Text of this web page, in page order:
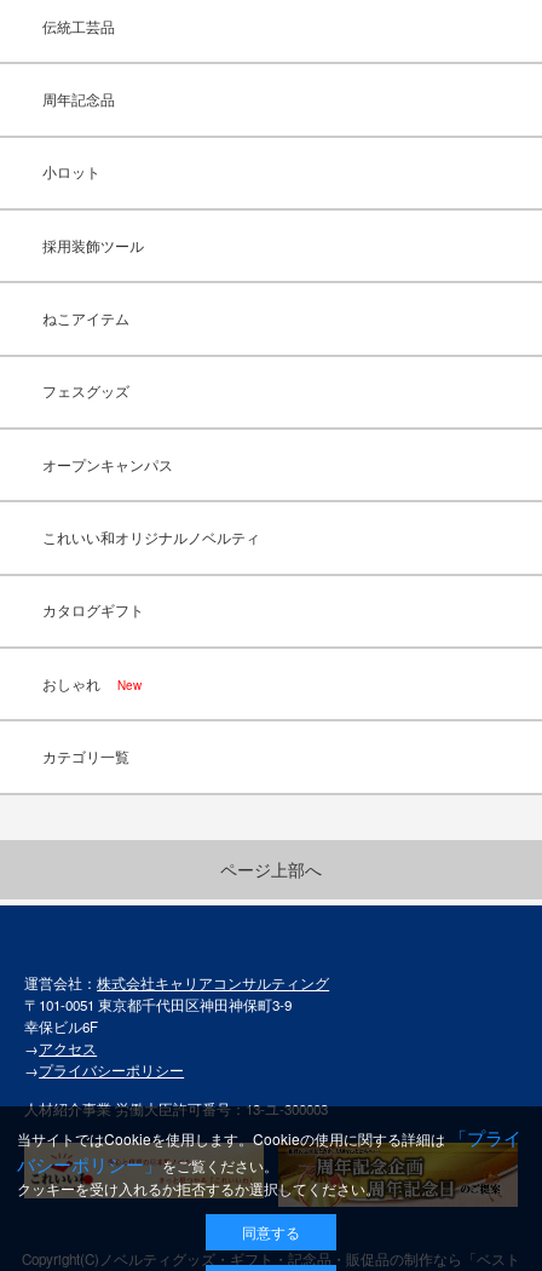
伝統工芸品
周年記念品
小ロット
採用装飾ツール
ねこアイテム
フェスグッズ
オープンキャンパス
これいい和オリジナルノベルティ
カタログギフト
おしゃれ New
カテゴリ一覧
ページ上部へ
運営会社：株式会社キャリアコンサルティング
〒101-0051 東京都千代田区神田神保町3-9
幸保ビル6F
→アクセス
→プライバシーポリシー
人材紹介事業 労働大臣許可番号：13-ユ-300003
Copyright(C) ノベルティグッズ・ギフト・記念品・販促品の制作なら「ベスト
当サイトではCookieを使用します。Cookieの使用に関する詳細は「プライ
バシーポリシー」をご覧ください。
クッキーを受け入れるか拒否するか選択してください。
同意する